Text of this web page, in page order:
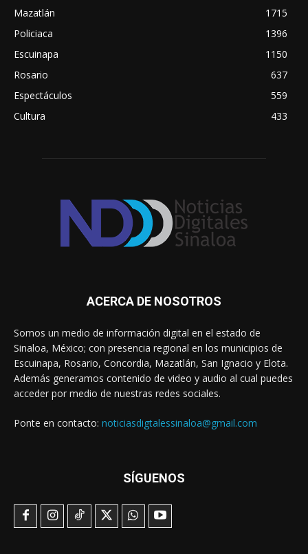
Mazatlán
1715
Policiaca
1396
Escuinapa
1150
Rosario
637
Espectáculos
559
Cultura
433
ACERCA DE NOSOTROS
Somos un medio de información digital en el estado de
Sinaloa, México; con presencia regional en los municipios de
Escuinapa, Rosario, Concordia, Mazatlán, San Ignacio y Elota.
Además generamos contenido de video y audio al cual puedes
acceder por medio de nuestras redes sociales.
Ponte en contacto: noticiasdigtalessinaloa@gmail.com
SÍGUENOS